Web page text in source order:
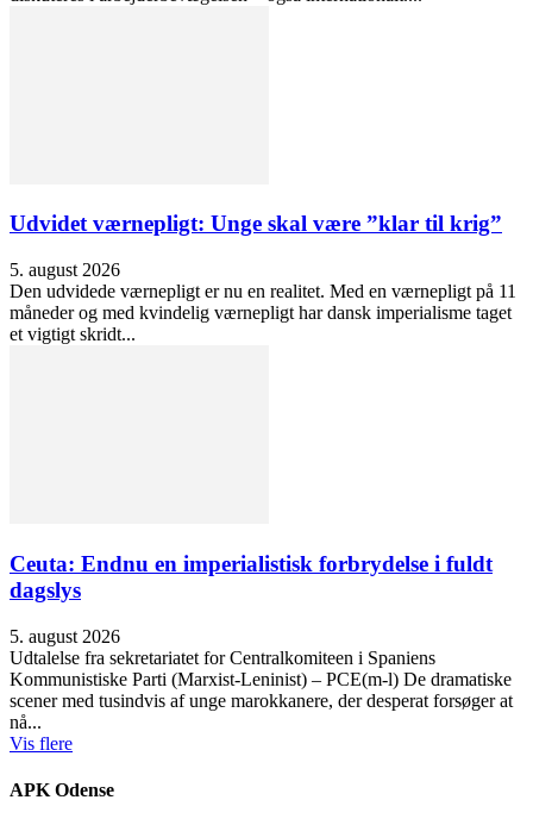
Udvidet værnepligt: Unge skal være ”klar til krig”
5. august 2026
Den udvidede værnepligt er nu en realitet. Med en værnepligt på 11
måneder og med kvindelig værnepligt har dansk imperialisme taget
et vigtigt skridt...
Ceuta: Endnu en imperialistisk forbrydelse i fuldt
dagslys
5. august 2026
Udtalelse fra sekretariatet for Centralkomiteen i Spaniens
Kommunistiske Parti (Marxist-Leninist) – PCE(m-l) De dramatiske
scener med tusindvis af unge marokkanere, der desperat forsøger at
nå...
Vis flere
APK Odense